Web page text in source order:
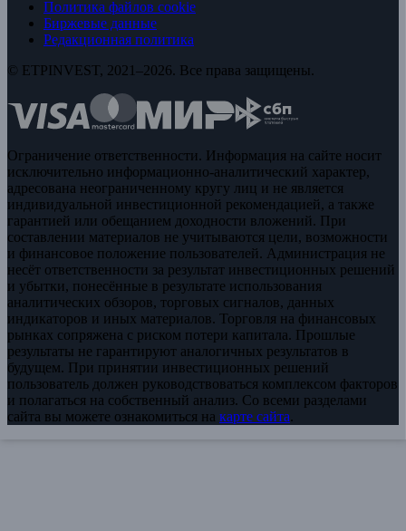
Политика файлов cookie
Биржевые данные
Редакционная политика
© ETPINVEST, 2021–2026. Все права защищены.
Ограничение ответственности. Информация на сайте носит
исключительно информационно-аналитический характер,
адресована неограниченному кругу лиц и не является
индивидуальной инвестиционной рекомендацией, а также
гарантией или обещанием доходности вложений. При
составлении материалов не учитываются цели, возможности
и финансовое положение пользователей. Администрация не
несёт ответственности за результат инвестиционных решений
и убытки, понесённые в результате использования
аналитических обзоров, торговых сигналов, данных
индикаторов и иных материалов. Торговля на финансовых
рынках сопряжена с риском потери капитала. Прошлые
результаты не гарантируют аналогичных результатов в
будущем. При принятии инвестиционных решений
пользователь должен руководствоваться комплексом факторов
и полагаться на собственный анализ. Со всеми разделами
сайта вы можете ознакомиться на карте сайта.